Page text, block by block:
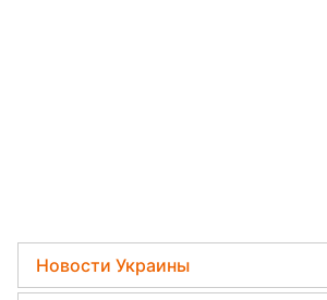
Новости Украины